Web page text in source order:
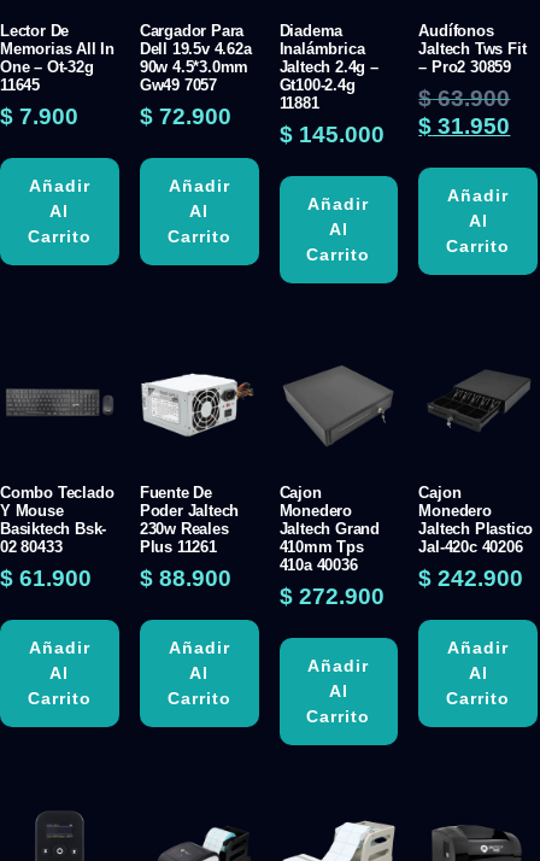
Lector De
Memorias All In
One – Ot-32g
11645
$ 7.900
Añadir
Al
Carrito
Cargador Para
Dell 19.5v 4.62a
90w 4.5*3.0mm
Gw49 7057
$72.900
Añadir
Al
Carrito
Diadema
Inalámbrica
Jaltech 2.4g –
Gt100-2.4g
11881
$145.000
Añadir
Al
Carrito
Audífonos
Jaltech Tws Fit
– Pro2 30859
$63.900
$ 31.950
Añadir
Al
Carrito
Combo Teclado
Y Mouse
Basiktech Bsk-
02 80433
$ 61.900
Añadir
Al
Carrito
Fuente De
Poder Jaltech
230w Reales
Plus 11261
$88.900
Añadir
Al
Carrito
Cajon
Monedero
Jaltech Grand
410mm Tps
410a 40036
$272.900
Añadir
Al
Carrito
Cajon
Monedero
Jaltech Plastico
Jal-420c 40206
$ 242.900
Añadir
Al
Carrito